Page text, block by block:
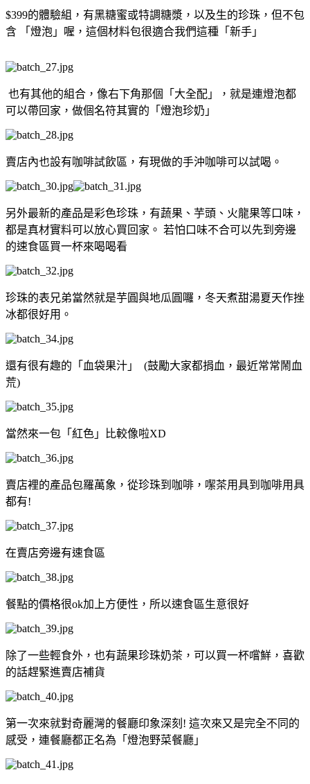
$399的體驗組，有黑糖蜜或特調糖漿，以及生的珍珠，但不包
含 「燈泡」喔，這個材料包很適合我們這種「新手」
也有其他的組合，像右下角那個「大全配」，就是連燈泡都
可以帶回家，做個名符其實的「燈泡珍奶」
賣店內也設有咖啡試飲區，有現做的手沖咖啡可以試喝。
另外最新的產品是彩色珍珠，有蔬果、芋頭、火龍果等口味，
都是真材實料可以放心買回家。 若怕口味不合可以先到旁邊
的速食區買一杯來喝喝看
珍珠的表兄弟當然就是芋圓與地瓜圓囉，冬天煮甜湯夏天作挫
冰都很好用。
還有很有趣的「血袋果汁」 (鼓勵大家都捐血，最近常常鬧血
荒)
當然來一包「紅色」比較像啦XD
賣店裡的產品包羅萬象，從珍珠到咖啡，噄茶用具到咖啡用具
都有!
在賣店旁邊有速食區
餐點的價格很ok加上方便性，所以速食區生意很好
除了一些輕食外，也有蔬果珍珠奶茶，可以買一杯嚐鮮，喜歡
的話趕緊進賣店補貨
第一次來就對奇麗灣的餐廳印象深刻! 這次來又是完全不同的
感受，連餐廳都正名為「燈泡野菜餐廳」